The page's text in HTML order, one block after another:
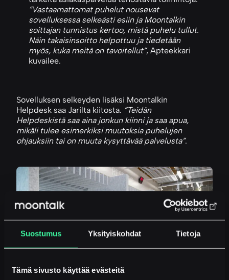
Suostumus Yksityiskohdat Tietoja
Tämä sivusto käyttää evästeitä
”Vastaamattomat puhelut nousevat
sovelluksessa selkeästi esiin ja Moontalkin
soittajan tunnistus kertoo, mistä puhelu tullut.
Näin takaisinsoitto helpottuu ja tiedetään
myös, kuka meitä on tavoitellut”, Apteekkari
kuvailee.
Sovelluksen selkeyden lisäksi Moontalkin
Helpdesk saa Jarilta kiitosta. ”Teidän
Helpdeskistä saa aina jonkun kiinni ja saa apua,
mikäli tulee esimerkiksi muutoksia puhelujen
ohjauksiin tai on muuta kysyttävää palvelusta”.